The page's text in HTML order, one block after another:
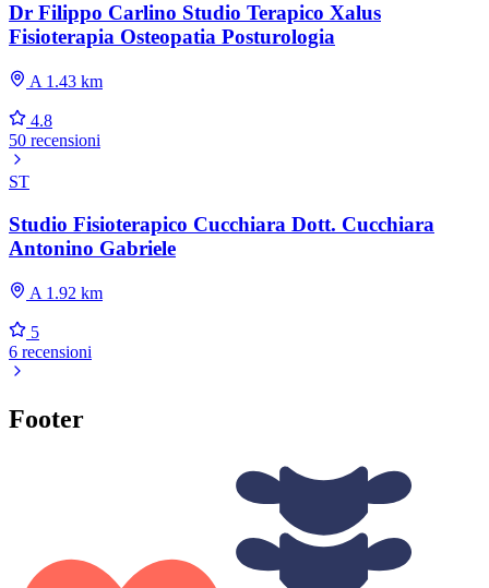
Dr Filippo Carlino Studio Terapico Xalus
Fisioterapia Osteopatia Posturologia
A 1.43 km
4.8
50 recensioni
ST
Studio Fisioterapico Cucchiara Dott. Cucchiara
Antonino Gabriele
A 1.92 km
5
6 recensioni
Footer